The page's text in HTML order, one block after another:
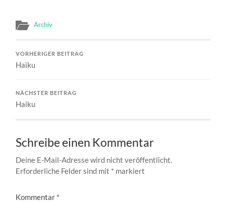
Archiv
VORHERIGER BEITRAG
Haiku
NÄCHSTER BEITRAG
Haiku
Schreibe einen Kommentar
Deine E-Mail-Adresse wird nicht veröffentlicht.
Erforderliche Felder sind mit * markiert
Kommentar *